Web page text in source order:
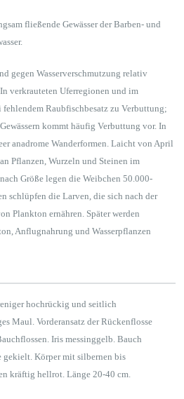
fließende Gewässer der Barben- und
gegen Wasserverschmutzung relativ
verkrauteten Uferregionen und im
Raubfischbesatz zu Verbuttung;
kommt häufig Verbuttung vor. In
anadrome Wanderformen. Laicht von April
Pflanzen, Wurzeln und Steinen im
Größe legen die Weibchen 50.000-
schlüpfen die Larven, die sich nach der
Plankton ernähren. Später werden
Anflugnahrung und Wasserpflanzen
hochrückig und seitlich
Maul. Vorderansatz der Rückenflosse
Iris messinggelb. Bauch
gekielt. Körper mit silbernen bis
kräftig hellrot. Länge 20-40 cm.